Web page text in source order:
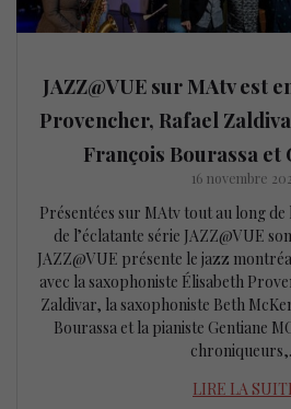
JAZZ@VUE sur MAtv est
Provencher, Rafael
François Bourassa et
16 novembre
Présentées sur MAtv tout au long de
de l’éclatante série JAZZ@VUE
JAZZ@VUE présente le jazz
avec la saxophoniste Élisabeth
Zaldivar, la saxophoniste Beth
Bourassa et la pianiste Gentiane
LIRE LA